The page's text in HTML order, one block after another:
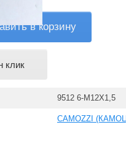
в корзину
клик
9512 6-М12Х1,5
CAMOZZI